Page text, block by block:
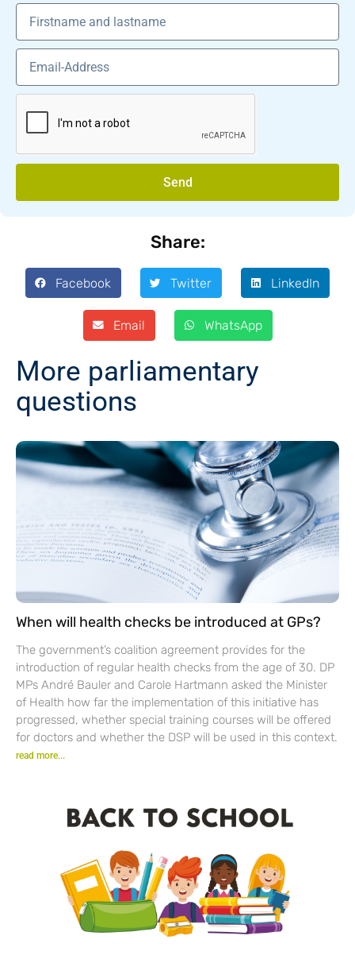
Send
Share:
Facebook Twitter LinkedIn
Email WhatsApp
More parliamentary
questions
When will health checks be introduced at GPs?
The government’s coalition agreement provides for the
introduction of regular health checks from the age of 30. DP
MPs André Bauler and Carole Hartmann asked the Minister
of Health how far the implementation of this initiative has
progressed, whether special training courses will be offered
for doctors and whether the DSP will be used in this context.
read more...